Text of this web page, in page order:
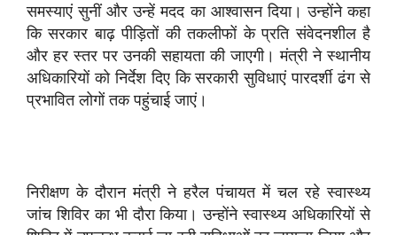
समस्याएं सुनीं और उन्हें मदद का आश्वासन दिया। उन्होंने कहा
कि सरकार बाढ़ पीड़ितों की तकलीफों के प्रति संवेदनशील है
और हर स्तर पर उनकी सहायता की जाएगी। मंत्री ने स्थानीय
अधिकारियों को निर्देश दिए कि सरकारी सुविधाएं पारदर्शी ढंग से
प्रभावित लोगों तक पहुंचाई जाएं।
निरीक्षण के दौरान मंत्री ने हरैल पंचायत में चल रहे स्वास्थ्य
जांच शिविर का भी दौरा किया। उन्होंने स्वास्थ्य अधिकारियों से